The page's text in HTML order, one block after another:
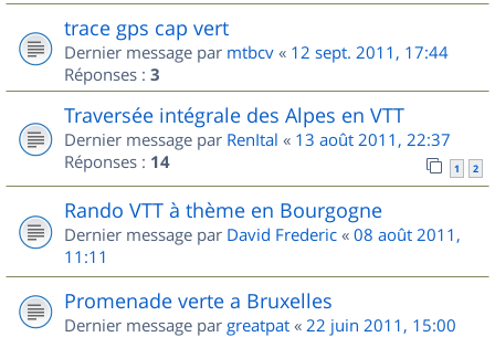
trace gps cap vert
Dernier message par mtbcv « 12 sept. 2011, 17:44
Réponses : 3
Traversée intégrale des Alpes en VTT
Dernier message par RenItal « 13 août 2011, 22:37
Réponses : 14 1 2
Rando VTT à thème en Bourgogne
Dernier message par David Frederic « 08 août 2011,
11:11
Promenade verte a Bruxelles
Dernier message par greatpat « 22 juin 2011, 15:00